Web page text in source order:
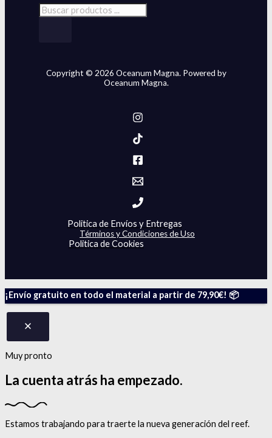
Copyright © 2026 Oceanum Magna. Powered by
Oceanum Magna.
Politica de Envíos y Entregas
Términos y Condiciones de Uso
Politica de Cookies
¡Envío gratuito en todo el material a partir de 79,90€! 📦
Muy pronto
La cuenta atrás ha empezado.
Estamos trabajando para traerte la nueva generación del reef.